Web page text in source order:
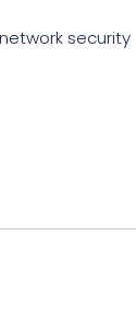
security